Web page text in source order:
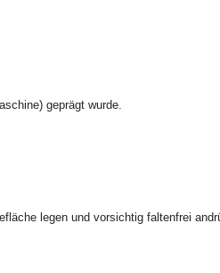
geprägt wurde.
legen und vorsichtig faltenfrei